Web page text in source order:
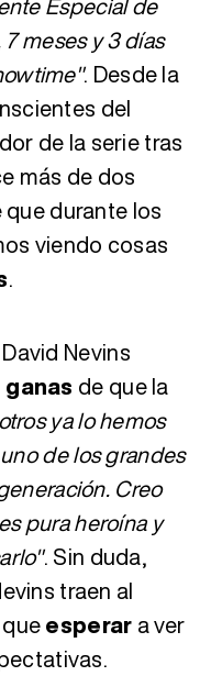
meses y 3 días
. Desde la
del
de la serie tras
más de dos
durante los
viendo cosas
.
Nevins
de que la
ya lo hemos
de los grandes
Creo
pura heroína y
. Sin duda,
traen al
esperar a ver